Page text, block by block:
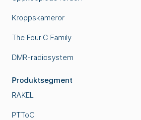
Kroppskameror
The Four:C Family
DMR-radiosystem
Produktsegment
RAKEL
PTToC